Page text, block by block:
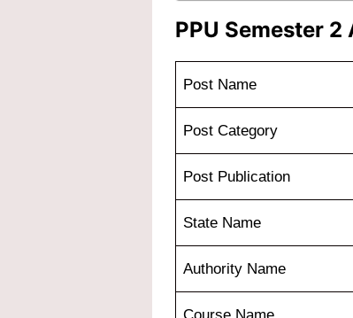
PPU Semester
Post Name
Post Category
Post Publication
State Name
Authority Name